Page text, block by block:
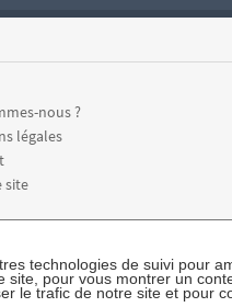
nous ?
légales
site
technologies de suivi pour
site, pour vous montrer un
le trafic de notre site et pour